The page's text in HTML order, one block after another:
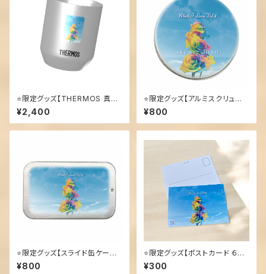
⭐️限定グッズ【THERMOS 真空
断熱カップ】レインボーローズ
¥2,400
⭐️限定グッズ【アルミスクリュー
缶ケース】レインボーローズ
¥800
⭐️限定グッズ【スライド缶ケース】
レインボーローズ
¥800
⭐️限定グッズ【ポストカード ６枚
セット】
¥300